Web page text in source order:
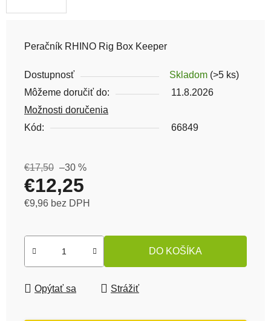
Peračník RHINO Rig Box Keeper
Dostupnosť Skladom (>5 ks)
Môžeme doručiť do:
11.8.2026
Možnosti doručenia
Kód:
66849
€17,50 –30 %
€12,25
€9,96 bez DPH
DO KOŠÍKA
Opýtať sa Strážiť